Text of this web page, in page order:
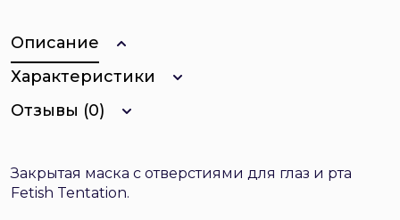
Описание
Характеристики
Отзывы (0)
Закрытая маска с отверстиями для глаз и рта
Fetish Tentation.